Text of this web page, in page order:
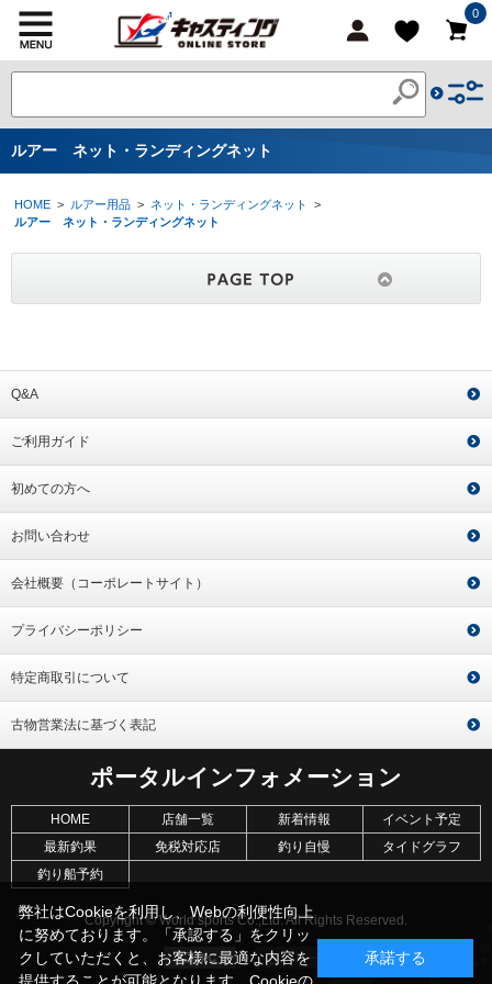
0
ルアー ネット・ランディングネット
HOME > ルアー用品 > ネット・ランディングネット
>
ルアー ネット・ランディングネット
Q&A
ご利用ガイド
初めての方へ
お問い合わせ
会社概要（コーポレートサイト）
プライバシーポリシー
特定商取引について
古物営業法に基づく表記
ポータルインフォメーション
HOME 店舗一覧 新着情報
イベント予定
最新釣果
免税対応店 釣り自慢
タイドグラフ
釣り船予約
Copyright © World sports Co.,Ltd. All Rights Reserved.
弊社はCookieを利用し、Webの利便性向上
に努めております。「承認する」をクリッ
クしていただくと、お客様に最適な内容を
承諾する